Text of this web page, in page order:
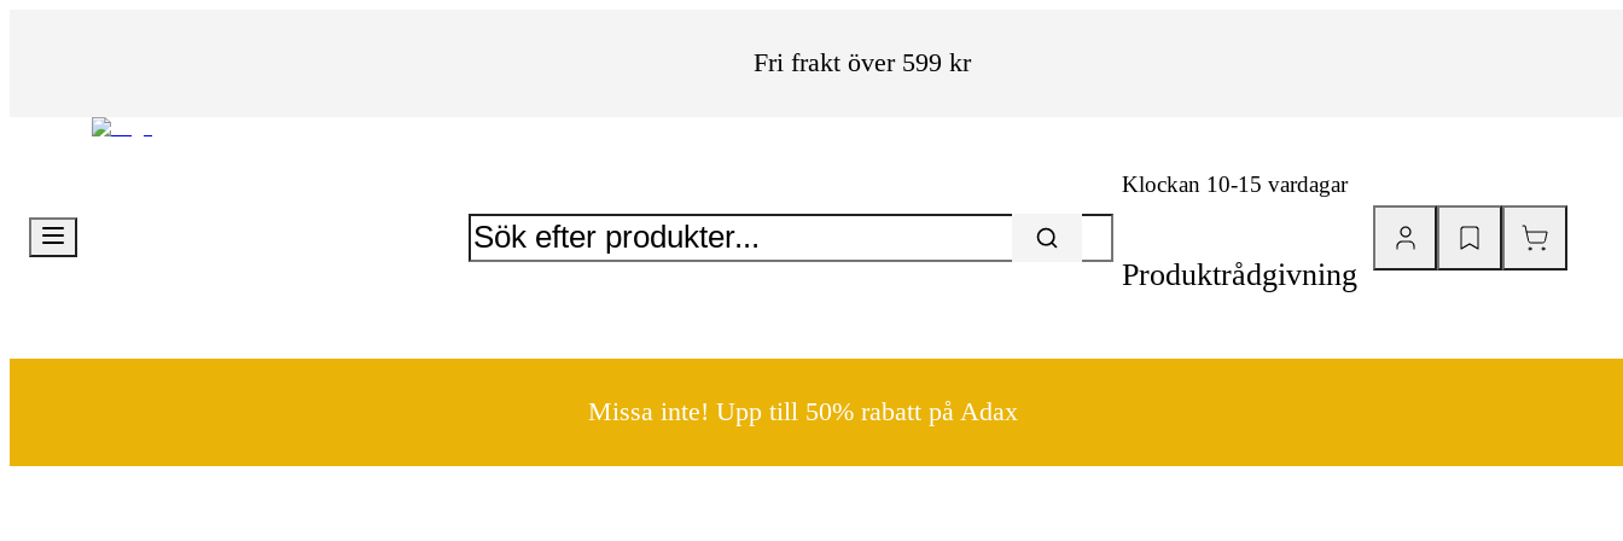
Fri frakt över 599 kr
Klockan 10-15 vardagar
Produktrådgivning
Missa inte! Upp till 50% rabatt på Adax